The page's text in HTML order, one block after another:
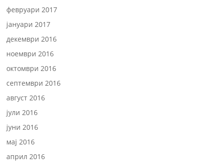
февруари 2017
јануари 2017
декември 2016
ноември 2016
октомври 2016
септември 2016
август 2016
јули 2016
јуни 2016
мај 2016
април 2016